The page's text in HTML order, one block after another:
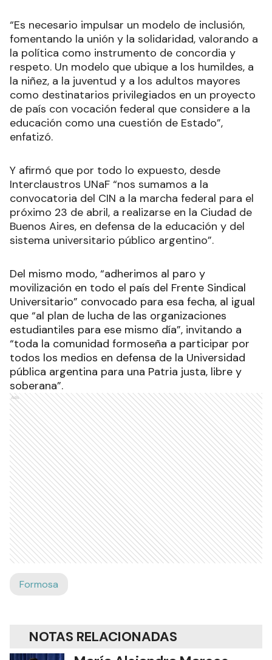
“Es necesario impulsar un modelo de inclusión,
fomentando la unión y la solidaridad, valorando a
la política como instrumento de concordia y
respeto. Un modelo que ubique a los humildes, a
la niñez, a la juventud y a los adultos mayores
como destinatarios privilegiados en un proyecto
de país con vocación federal que considere a la
educación como una cuestión de Estado”,
enfatizó.
Y afirmó que por todo lo expuesto, desde
Interclaustros UNaF “nos sumamos a la
convocatoria del CIN a la marcha federal para el
próximo 23 de abril, a realizarse en la Ciudad de
Buenos Aires, en defensa de la educación y del
sistema universitario público argentino”.
Del mismo modo, “adherimos al paro y
movilización en todo el país del Frente Sindical
Universitario” convocado para esa fecha, al igual
que “al plan de lucha de las organizaciones
estudiantiles para ese mismo día”, invitando a
“toda la comunidad formoseña a participar por
todos los medios en defensa de la Universidad
pública argentina para una Patria justa, libre y
soberana”.
Ads
Formosa
NOTAS RELACIONADAS